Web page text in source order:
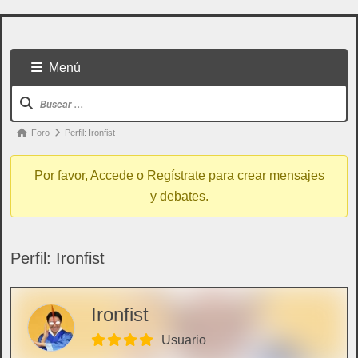
Todo usuario puede colaborar subiendo cualquier
cosa referente a artes marciales
Menú
Foro Perfil: Ironfist
Por favor, Accedeo Regístratepara crear mensajes
y debates.
Perfil: Ironfist
Ironfist
Usuario